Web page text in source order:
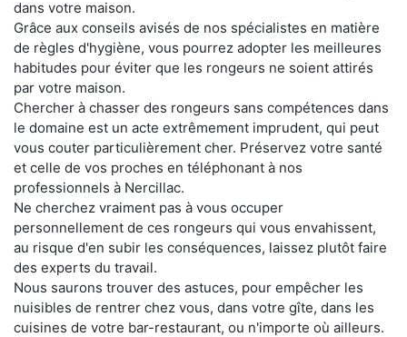
dans votre maison.
Grâce aux conseils avisés de nos spécialistes en matière
de règles d'hygiène, vous pourrez adopter les meilleures
habitudes pour éviter que les rongeurs ne soient attirés
par votre maison.
Chercher à chasser des rongeurs sans compétences dans
le domaine est un acte extrêmement imprudent, qui peut
vous couter particulièrement cher. Préservez votre santé
et celle de vos proches en téléphonant à nos
professionnels à Nercillac.
Ne cherchez vraiment pas à vous occuper
personnellement de ces rongeurs qui vous envahissent,
au risque d'en subir les conséquences, laissez plutôt faire
des experts du travail.
Nous saurons trouver des astuces, pour empêcher les
nuisibles de rentrer chez vous, dans votre gîte, dans les
cuisines de votre bar-restaurant, ou n'importe où ailleurs.